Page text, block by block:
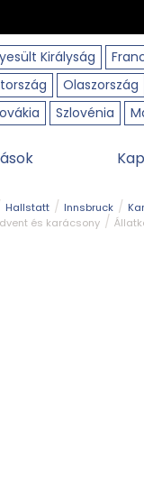
Királyság
Olaszország
Szlovénia
Hallstatt Innsbruck
és karácsony